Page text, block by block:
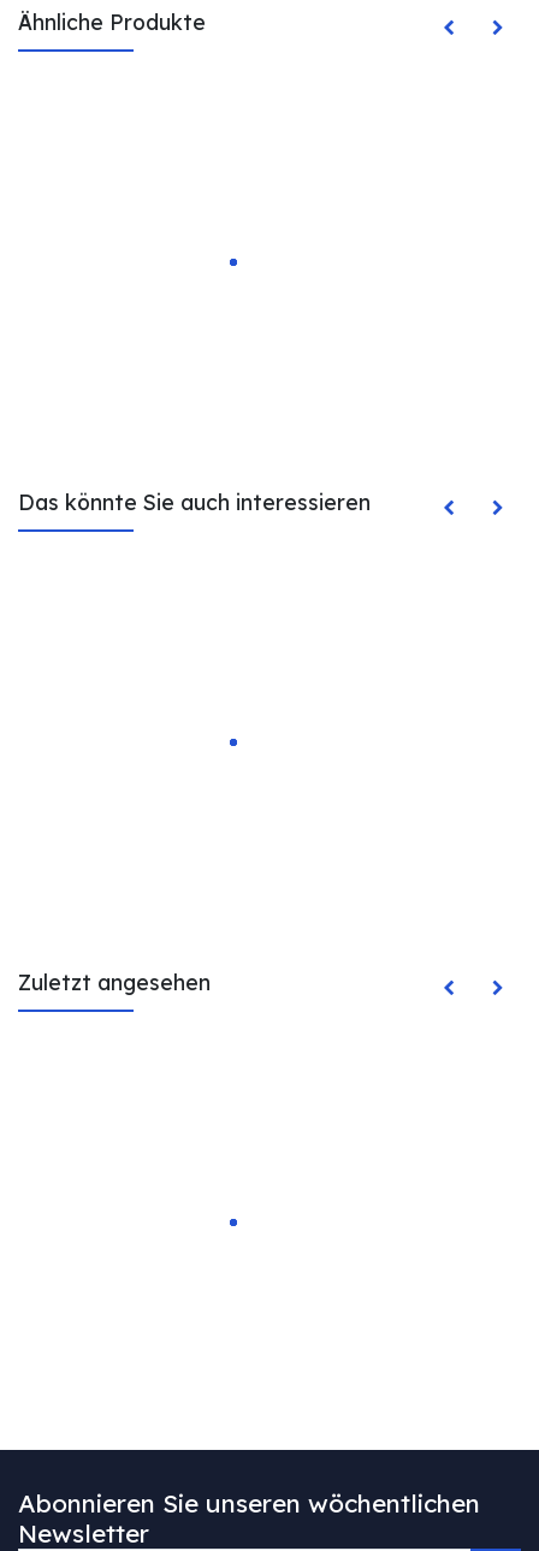
Ähnliche Produkte
Das könnte Sie auch interessieren
Zuletzt angesehen
Abonnieren Sie unseren wöchentlichen
Newsletter